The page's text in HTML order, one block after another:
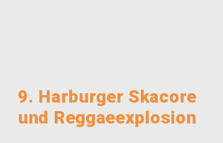
9. Harburger Skacore
und Reggaeexplosion